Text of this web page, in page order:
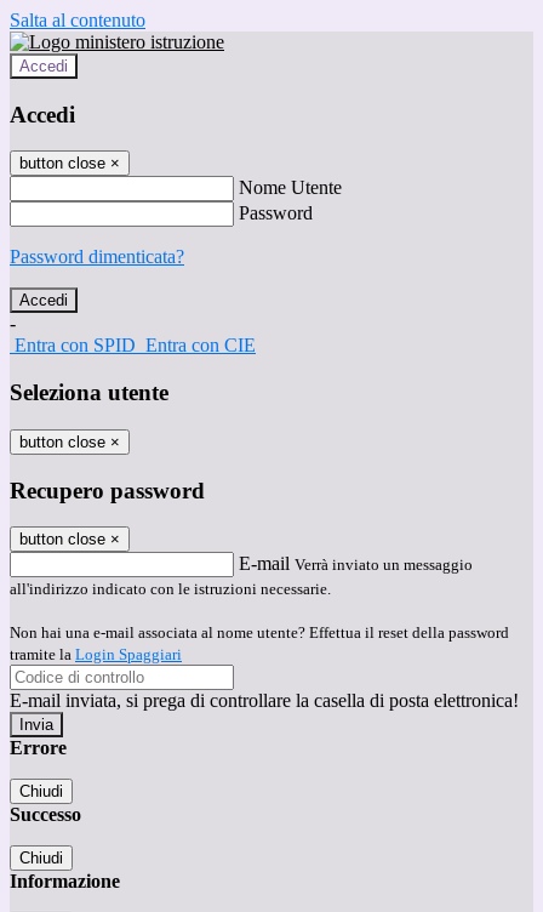
Salta al contenuto
Accedi
Accedi
button close ×
Nome Utente
Password
Password dimenticata?
-
Entra con SPID Entra con CIE
Seleziona utente
button close ×
Recupero password
button close ×
E-mail Verrà inviato un messaggio
all'indirizzo indicato con le istruzioni necessarie.
Non hai una e-mail associata al nome utente? Effettua il reset della password
tramite la Login Spaggiari
E-mail inviata, si prega di controllare la casella di posta elettronica!
Errore
Chiudi
Successo
Chiudi
Informazione